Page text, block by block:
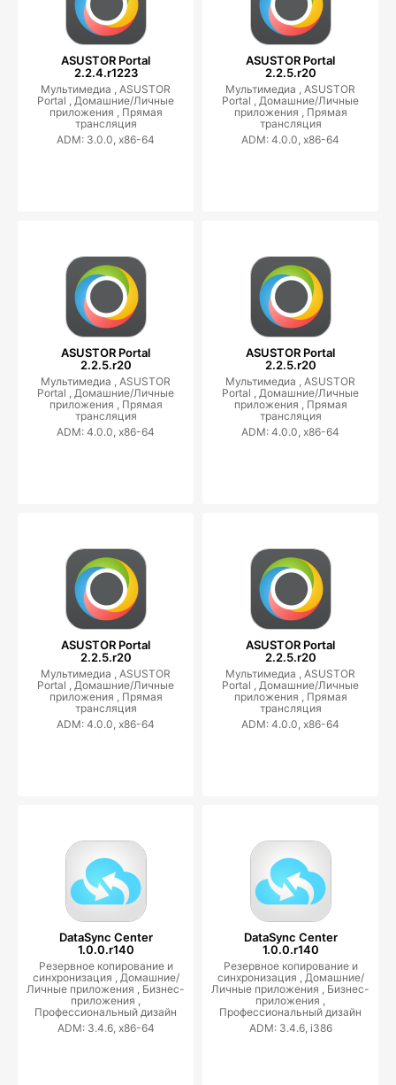
ASUSTOR Portal
2.2.4.r1223
Мультимедиа , ASUSTOR
Portal , Домашние/Личные
приложения , Прямая
трансляция
ADM: 3.0.0, x86-64
ASUSTOR Portal
2.2.5.r20
Мультимедиа , ASUSTOR
Portal , Домашние/Личные
приложения , Прямая
трансляция
ADM: 4.0.0, x86-64
ASUSTOR Portal
2.2.5.r20
Мультимедиа , ASUSTOR
Portal , Домашние/Личные
приложения , Прямая
трансляция
ADM: 4.0.0, x86-64
ASUSTOR Portal
2.2.5.r20
Мультимедиа , ASUSTOR
Portal , Домашние/Личные
приложения , Прямая
трансляция
ADM: 4.0.0, x86-64
ASUSTOR Portal
2.2.5.r20
Мультимедиа , ASUSTOR
Portal , Домашние/Личные
приложения , Прямая
трансляция
ADM: 4.0.0, x86-64
ASUSTOR Portal
2.2.5.r20
Мультимедиа , ASUSTOR
Portal , Домашние/Личные
приложения , Прямая
трансляция
ADM: 4.0.0, x86-64
DataSync Center
1.0.0.r140
Резервное копирование и
синхронизация , Домашние/
Личные приложения , Бизнес-
приложения ,
Профессиональный дизайн
ADM: 3.4.6, x86-64
DataSync Center
1.0.0.r140
Резервное копирование и
синхронизация , Домашние/
Личные приложения , Бизнес-
приложения ,
Профессиональный дизайн
ADM: 3.4.6, i386